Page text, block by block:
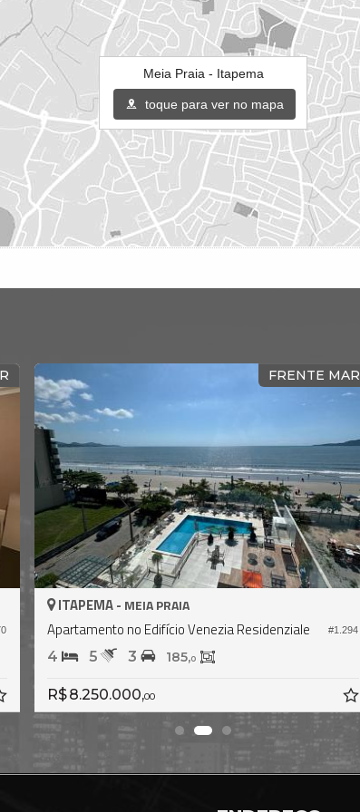
Meia Praia - Itapema
toque para ver no mapa
FRENTE MAR
#1.294
ITAPEMA - MEIA PRAIA
Apartamento no Edifício Venezia Residenziale
4 5 3 185,0
R$ 8.250.000,00